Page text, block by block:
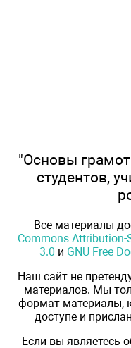
"Основы
студентов,
Все материалы
Commons Attribution-
3.0 и GNU Free
Наш сайт не
материалов. Мы
формат материалы,
доступе и
Если вы являетесь